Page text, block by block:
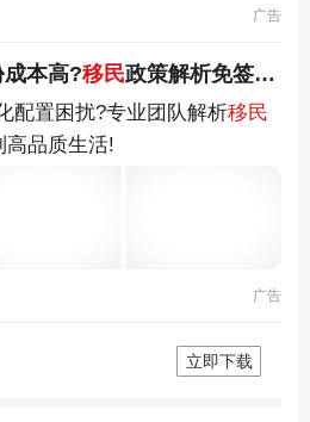
广告
成本高?移民政策解析免签191地
配置困扰?专业团队解析移民
高品质生活!
广告
立即下载